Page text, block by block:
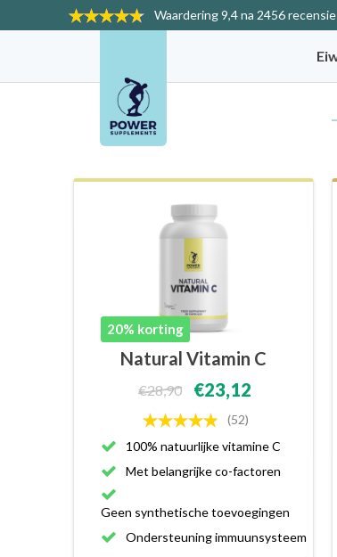
Waardering9,4 na 2456
20% korting
Natural Vitamin C
€28,90 €23,12
(52)
100% natuurlijke vitamine C
Met belangrijke co-factoren
Geen synthetische toevoegingen
Ondersteuning immuunsysteem